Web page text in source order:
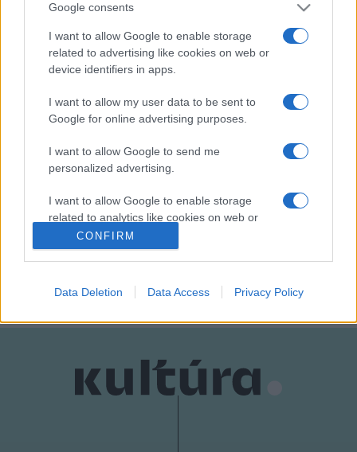
Google consents
I want to allow Google to enable storage
related to advertising like cookies on web or
device identifiers in apps.
I want to allow my user data to be sent to
Google for online advertising purposes.
I want to allow Google to send me
personalized advertising.
I want to allow Google to enable storage
related to analytics like cookies on web or
device identifiers in apps.
I want to allow Google to enable storage
related to functionality of the website or app.
I want to allow Google to enable storage
related to security, including authentication
functionality and fraud prevention, and other
CONFIRM
Data Deletion Data Access Privacy Policy
A projektben, amelyet 2014-ben az első világháború
századik évfordulója alkalmából indítottak, 13 európai
rendező foglalkozott Szarajevóval.
SZARAJEVÓI FILMFESZTIVÁL UKRAJNA
MEGOSZTÁS